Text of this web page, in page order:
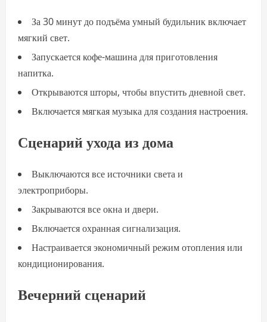
За 30 минут до подъёма умный будильник включает
мягкий свет.
Запускается кофе-машина для приготовления
напитка.
Открываются шторы, чтобы впустить дневной свет.
Включается мягкая музыка для создания настроения.
Сценарий ухода из дома
Выключаются все источники света и
электроприборы.
Закрываются все окна и двери.
Включается охранная сигнализация.
Настраивается экономичный режим отопления или
кондиционирования.
Вечерний сценарий